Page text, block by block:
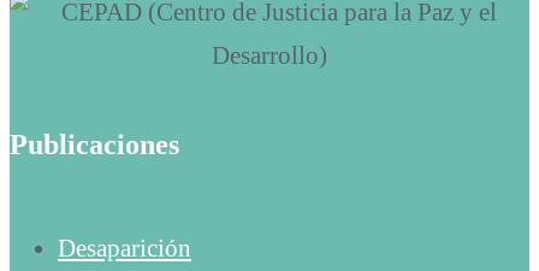
Publicaciones
Desaparición